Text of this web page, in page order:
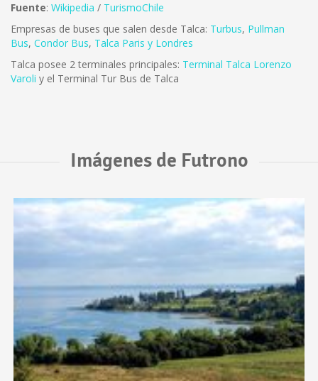
Fuente: Wikipedia / TurismoChile
Empresas de buses que salen desde Talca: Turbus, Pullman
Bus, Condor Bus, Talca Paris y Londres
Talca posee 2 terminales principales: Terminal Talca Lorenzo
Varoli y el Terminal Tur Bus de Talca
Imágenes de Futrono